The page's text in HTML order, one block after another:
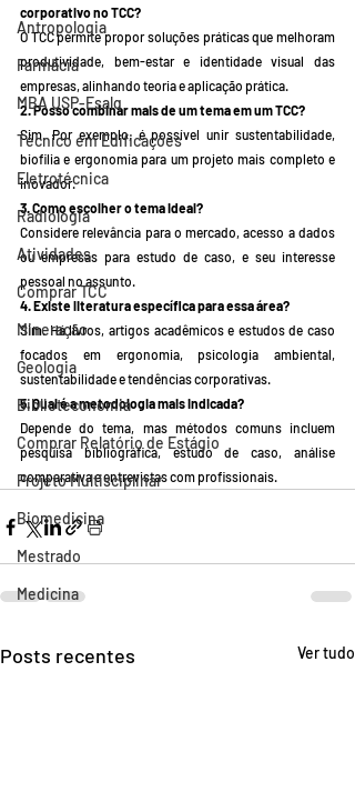
Antropologia
Farmácia
MBA USP-Esalq
Técnico em Edificações
Eletrotécnica
Radiologia
Atividades
Comprar TCC
Mineração
Geologia
Biblioteconomia
Comprar Relatório de Estágio
Projeto Multisciplinar
Biomedicina
Mestrado
Medicina
corporativo no TCC?
O TCC permite propor soluções práticas que melhoram
produtividade, bem-estar e identidade visual das
empresas, alinhando teoria e aplicação prática.
2. Posso combinar mais de um tema em um TCC?
Sim. Por exemplo, é possível unir sustentabilidade,
biofilia e ergonomia para um projeto mais completo e
inovador.
3. Como escolher o tema ideal?
Considere relevância para o mercado, acesso a dados
ou empresas para estudo de caso, e seu interesse
pessoal no assunto.
4. Existe literatura específica para essa área?
Sim. Há livros, artigos acadêmicos e estudos de caso
focados em ergonomia, psicologia ambiental,
sustentabilidade e tendências corporativas.
5. Qual é a metodologia mais indicada?
Depende do tema, mas métodos comuns incluem
pesquisa bibliográfica, estudo de caso, análise
comparativa e entrevistas com profissionais.
Posts recentes Ver tudo